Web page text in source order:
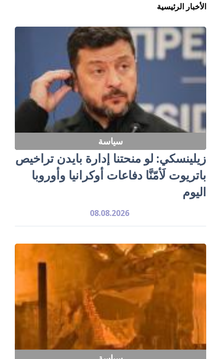
الأخبار الرئيسية
سياسة
زيلينسكي: لو منحتنا إدارة بايدن تراخيص
باتريوت لَأمّنَّا دفاعات أوكرانيا وأوروبا
اليوم
08.08.2026